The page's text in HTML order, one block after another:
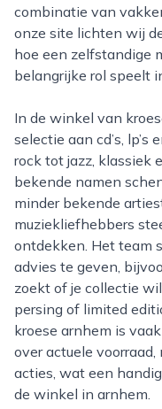
combinatie van
onze site lichten wij
hoe een zelfstandige
belangrijke rol speelt
In de winkel van kroese arnhem vind je een brede
selectie aan cd’s,
rock tot jazz, klassiek
bekende namen
minder bekende
muziekliefhebbers
ontdekken. Het team
advies te geven,
zoekt of je collectie
persing of limited
kroese arnhem is
over actuele
acties, wat een
de winkel in arnhem.